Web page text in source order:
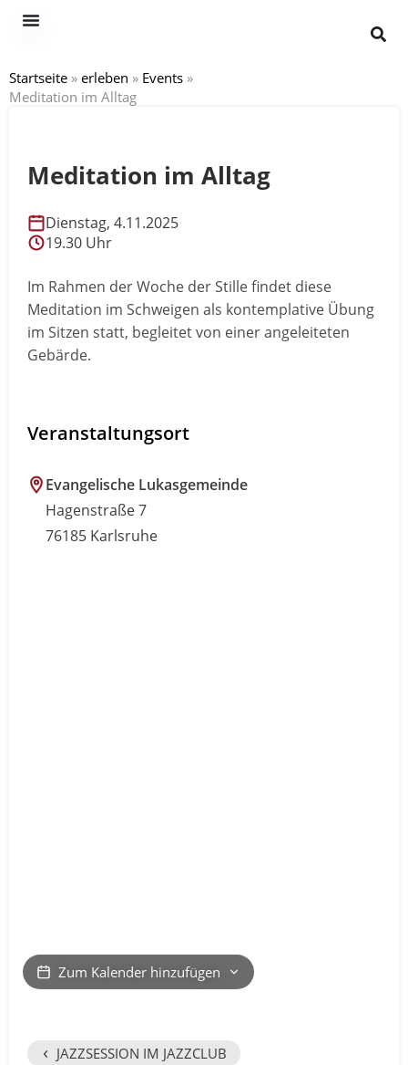
Startseite » erleben » Events »
Meditation im Alltag
Meditation im Alltag
Dienstag, 4.11.2025
19.30 Uhr
Im Rahmen der Woche der Stille findet diese
Meditation im Schweigen als kontemplative Übung
im Sitzen statt, begleitet von einer angeleiteten
Gebärde.
Veranstaltungsort
Evangelische Lukasgemeinde
Hagenstraße 7
76185 Karlsruhe
Zum Kalender hinzufügen
‹ JAZZSESSION IM JAZZCLUB